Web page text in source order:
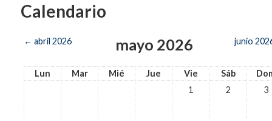
Calendario
← abril 2026 mayo 2026 junio
Lun Mar Mié Jue Vie Sáb
1
2 3